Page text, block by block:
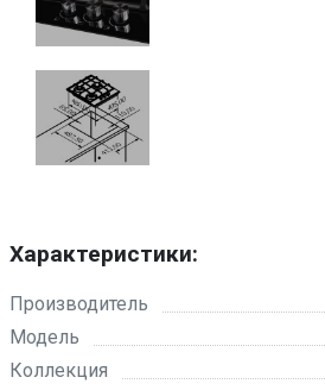
Характеристики:
Производитель
Модель
Коллекция